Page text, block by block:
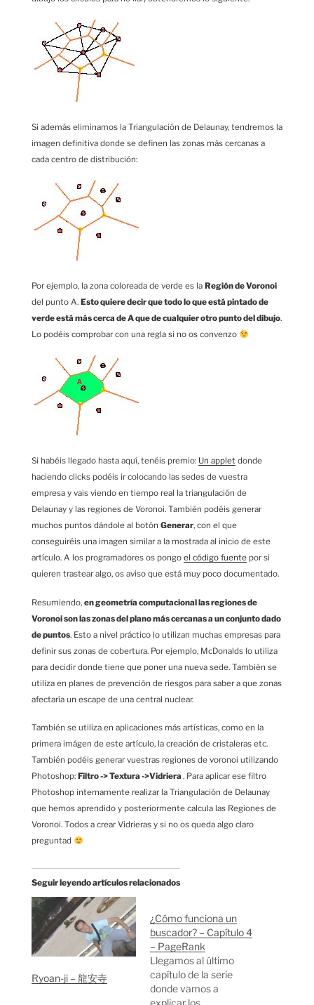
Si además eliminamos la Triangulación de Delaunay, tendremos la
imagen definitiva donde se definen las zonas más cercanas a
cada centro de distribución:
Por ejemplo, la zona coloreada de verde es la Región de Voronoi
del punto A. Esto quiere decir que todo lo que está pintado de
verde está más cerca de A que de cualquier otro punto del dibujo.
Lo podéis comprobar con una regla si no os convenzo
Si habéis llegado hasta aquí, tenéis premio: Un applet donde
haciendo clicks podéis ir colocando las sedes de vuestra
empresa y vais viendo en tiempo real la triangulación de
Delaunay y las regiones de Voronoi. También podéis generar
muchos puntos dándole al botón Generar, con el que
conseguiréis una imagen similar a la mostrada al inicio de este
artículo. A los programadores os pongo el código fuente por si
quieren trastear algo, os aviso que está muy poco documentado.
Resumiendo, en geometría computacional las regiones de
Voronoi son las zonas del plano más cercanas a un conjunto dado
de puntos. Esto a nivel práctico lo utilizan muchas empresas para
definir sus zonas de cobertura. Por ejemplo, McDonalds lo utiliza
para decidir donde tiene que poner una nueva sede. También se
utiliza en planes de prevención de riesgos para saber a que zonas
afectaría un escape de una central nuclear.
También se utiliza en aplicaciones más artísticas, como en la
primera imágen de este artículo, la creación de cristaleras etc.
También podéis generar vuestras regiones de voronoi utilizando
Photoshop: Filtro -> Textura ->Vidriera . Para aplicar ese filtro
Photoshop internamente realizar la Triangulación de Delaunay
que hemos aprendido y posteriormente calcula las Regiones de
Voronoi. Todos a crear Vidrieras y si no os queda algo claro
preguntad
Seguir leyendo artículos relacionados
Ryoan-ji – 龍安寺
¿Cómo funciona un
buscador? – Capítulo 4
– PageRank
Llegamos al último
capítulo de la serie
donde vamos a
explicar los